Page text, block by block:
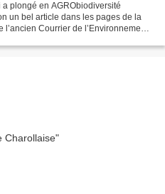
plongé en AGRObiodiversité
un bel article dans les pages de la
Courrier de l’Environnement